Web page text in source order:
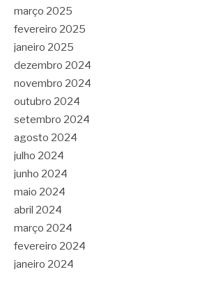
março 2025
fevereiro 2025
janeiro 2025
dezembro 2024
novembro 2024
outubro 2024
setembro 2024
agosto 2024
julho 2024
junho 2024
maio 2024
abril 2024
março 2024
fevereiro 2024
janeiro 2024